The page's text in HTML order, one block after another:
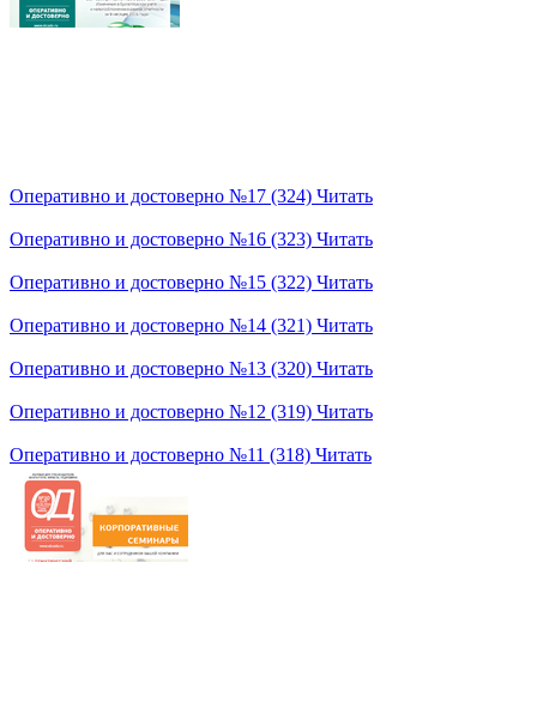
Оперативно и достоверно №17 (324) Читать
Оперативно и достоверно №16 (323) Читать
Оперативно и достоверно №15 (322) Читать
Оперативно и достоверно №14 (321) Читать
Оперативно и достоверно №13 (320) Читать
Оперативно и достоверно №12 (319) Читать
Оперативно и достоверно №11 (318) Читать